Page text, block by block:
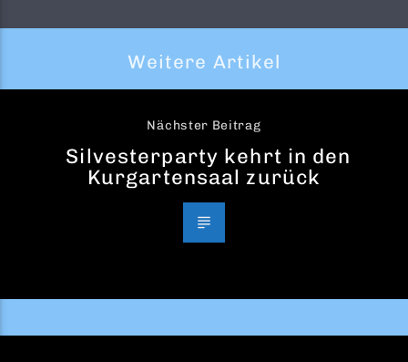
Weitere Artikel
Nächster Beitrag
Silvesterparty kehrt in den
Kurgartensaal zurück